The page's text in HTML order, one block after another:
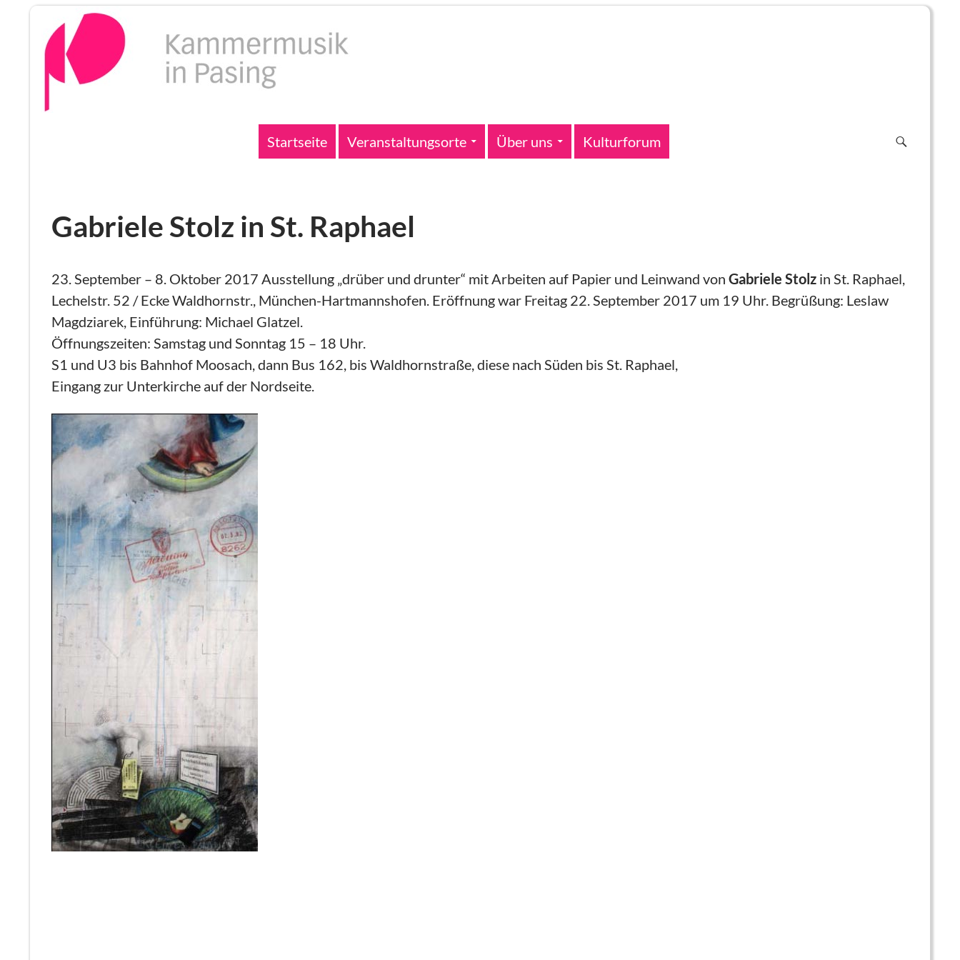
Startseite Veranstaltungsorte Über uns Kulturforum
Gabriele Stolz in St. Raphael
23. September – 8. Oktober 2017 Ausstellung „drüber und drunter“ mit Arbeiten auf Papier und Leinwand von Gabriele Stolz in St. Raphael,
Lechelstr. 52 / Ecke Waldhornstr., München-Hartmannshofen. Eröffnung war Freitag 22. September 2017 um 19 Uhr. Begrüßung: Leslaw
Magdziarek, Einführung: Michael Glatzel.
Öffnungszeiten: Samstag und Sonntag 15 – 18 Uhr.
S1 und U3 bis Bahnhof Moosach, dann Bus 162, bis Waldhornstraße, diese nach Süden bis St. Raphael,
Eingang zur Unterkirche auf der Nordseite.